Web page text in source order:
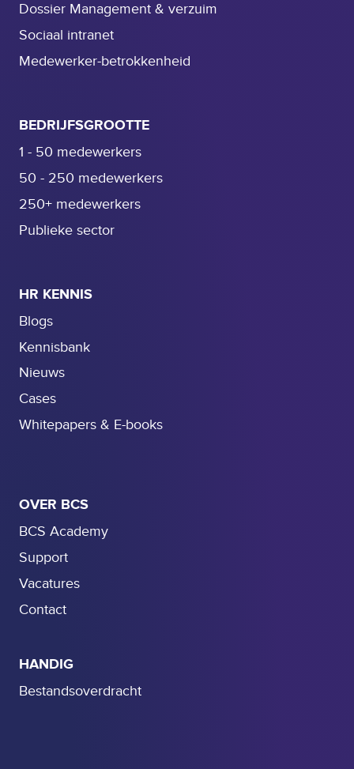
Dossier Management & verzuim
Sociaal intranet
Medewerker-betrokkenheid
BEDRIJFSGROOTTE
1 - 50 medewerkers
50 - 250 medewerkers
250+ medewerkers
Publieke sector
HR KENNIS
Blogs
Kennisbank
Nieuws
Cases
Whitepapers & E-books
OVER BCS
BCS Academy
Support
Vacatures
Contact
HANDIG
Bestandsoverdracht